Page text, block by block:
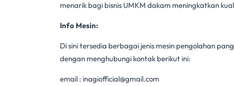
menarik bagi bisnis UMKM dakam meningkatkan
Info Mesin:
Di sini tersedia berbagai jenis mesin pengolahan
dengan menghubungi kontak berikut ini:
email : inagiofficial@gmail.com